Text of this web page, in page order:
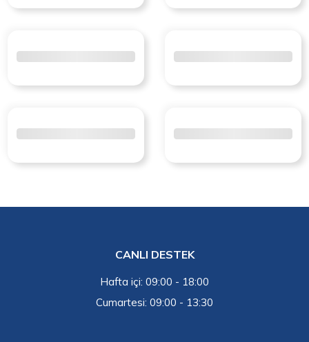
CANLI DESTEK
Hafta içi: 09:00 - 18:00
Cumartesi: 09:00 - 13:30